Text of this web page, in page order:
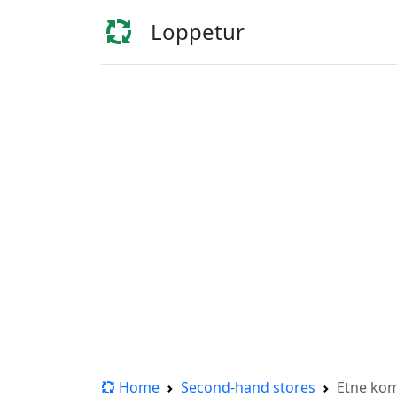
Loppetur
Home Second-hand stores Etne